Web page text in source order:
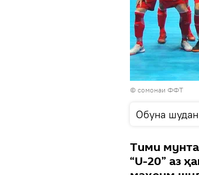
© сомонаи ФФТ
Обуна шудан
Тими
“U-20” аз